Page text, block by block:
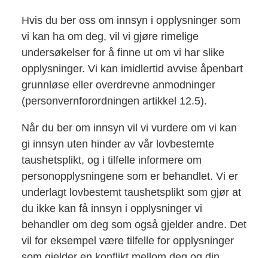
Hvis du ber oss om innsyn i opplysninger som
vi kan ha om deg, vil vi gjøre rimelige
undersøkelser for å finne ut om vi har slike
opplysninger. Vi kan imidlertid avvise åpenbart
grunnløse eller overdrevne anmodninger
(personvernforordningen artikkel 12.5).
Når du ber om innsyn vil vi vurdere om vi kan
gi innsyn uten hinder av vår lovbestemte
taushetsplikt, og i tilfelle informere om
personopplysningene som er behandlet. Vi er
underlagt lovbestemt taushetsplikt som gjør at
du ikke kan få innsyn i opplysninger vi
behandler om deg som også gjelder andre. Det
vil for eksempel være tilfelle for opplysninger